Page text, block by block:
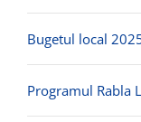
Bugetul local
Programul Rabla